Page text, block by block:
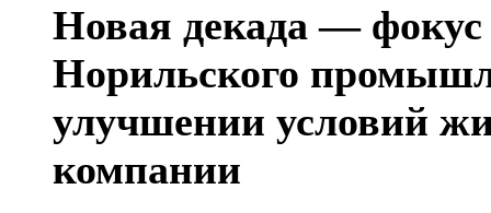
Новая декада — фокус
Норильского
улучшении условий
компании